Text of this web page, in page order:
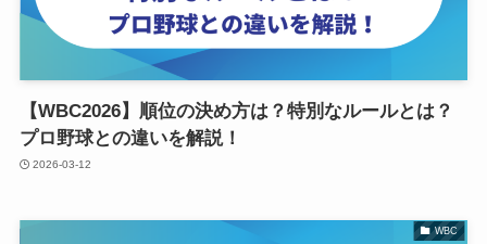
【WBC2026】順位の決め方は？特別なルールとは？
プロ野球との違いを解説！
2026-03-12
WBC